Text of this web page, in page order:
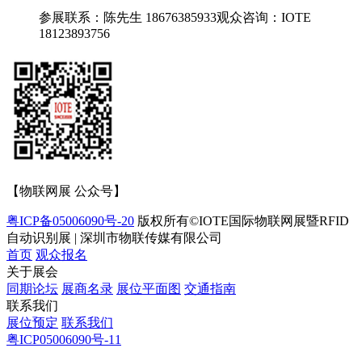
参展联系：陈先生 18676385933观众咨询：IOTE
18123893756
【物联网展 公众号】
粤ICP备05006090号-20 版权所有©IOTE国际物联网展暨RFID
自动识别展 | 深圳市物联传媒有限公司
首页 观众报名
关于展会
同期论坛 展商名录 展位平面图 交通指南
联系我们
展位预定 联系我们
粤ICP05006090号-11